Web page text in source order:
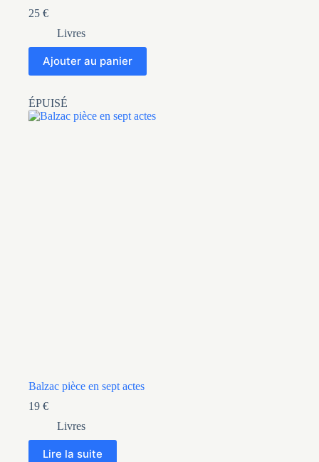
25 €
Livres
Ajouter au panier
ÉPUISÉ
Balzac pièce en sept actes
19 €
Livres
Lire la suite